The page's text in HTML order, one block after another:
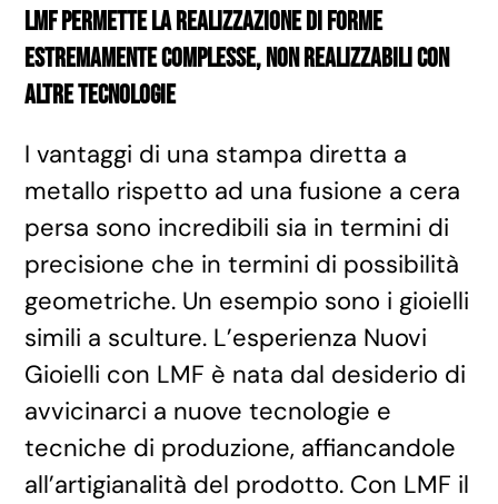
LMF permette la realizzazione di forme
estremamente complesse, non realizzabili con
altre tecnologie
I vantaggi di una stampa diretta a
metallo rispetto ad una fusione a cera
persa sono incredibili sia in termini di
precisione che in termini di possibilità
geometriche. Un esempio sono i gioielli
simili a sculture. L’esperienza Nuovi
Gioielli con LMF è nata dal desiderio di
avvicinarci a nuove tecnologie e
tecniche di produzione, affiancandole
all’artigianalità del prodotto. Con LMF il